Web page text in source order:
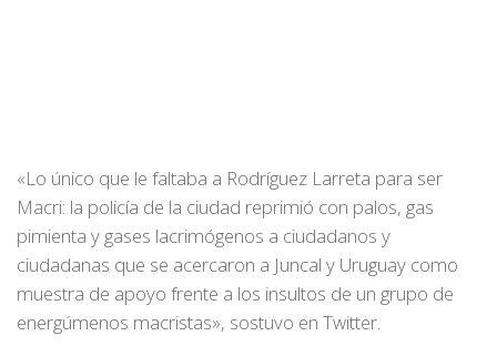
«Lo único que le faltaba a Rodríguez Larreta para ser
Macri: la policía de la ciudad reprimió con palos, gas
pimienta y gases lacrimógenos a ciudadanos y
ciudadanas que se acercaron a Juncal y Uruguay como
muestra de apoyo frente a los insultos de un grupo de
energúmenos macristas», sostuvo en Twitter.